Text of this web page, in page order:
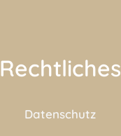
Rechtliches
Datenschutz